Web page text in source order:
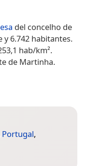
del concelho de
y 6.742 habitantes.
hab/km².
de Martinha.
Portugal,